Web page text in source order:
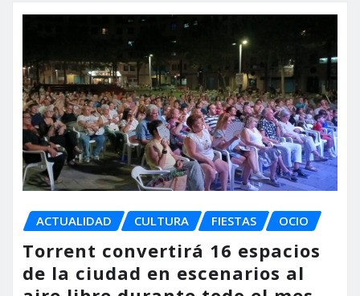
ACTUALIDAD CULTURA FIESTAS OCIO
Torrent convertirá 16 espacios
de la ciudad en escenarios al